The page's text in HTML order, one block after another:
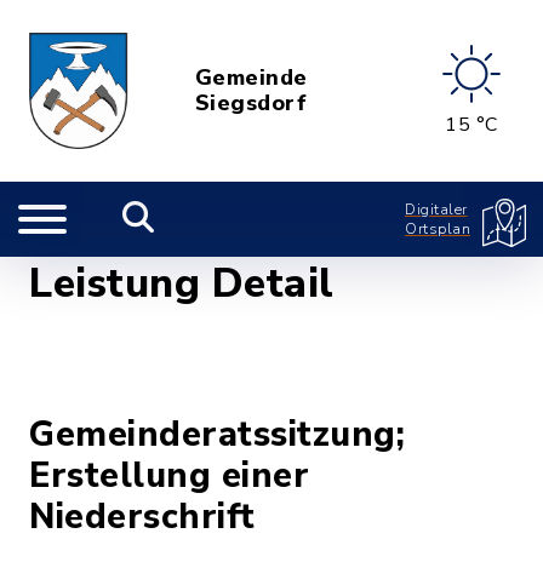
Gemeinde
Siegsdorf
15 °C
Digitaler
Ortsplan
Leistung Detail
Gemeinderatssitzung;
Erstellung einer
Niederschrift